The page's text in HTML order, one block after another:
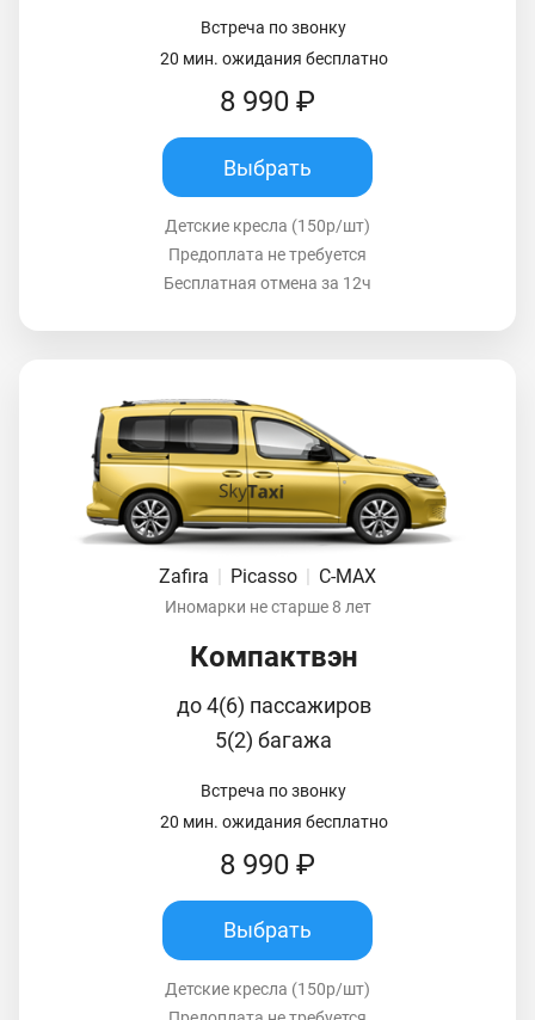
Встреча по звонку
20 мин. ожидания бесплатно
8 990 ₽
Выбрать
Детские кресла (150р/шт)
Предоплата не требуется
Бесплатная отмена за 12ч
Zafira | Picasso | C-MAX
Иномарки не старше 8 лет
Компактвэн
до 4(6) пассажиров
5(2) багажа
Встреча по звонку
20 мин. ожидания бесплатно
8 990 ₽
Выбрать
Детские кресла (150р/шт)